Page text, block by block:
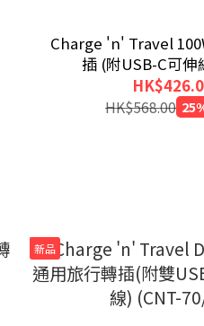
Charge 'n' Travel
插 (附USB-C可伸
HK$568.00
新品